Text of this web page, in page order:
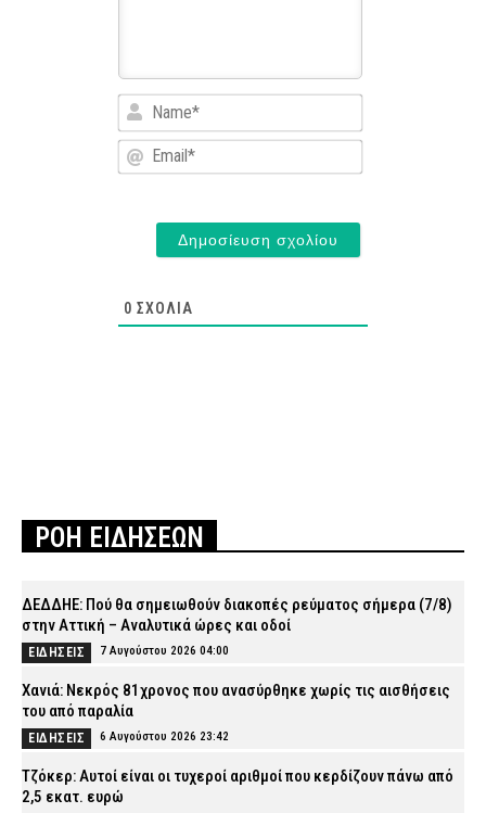
Name*
Email*
0 ΣΧΌΛΙΑ
ΡΟΗ ΕΙΔΗΣΕΩΝ
ΔΕΔΔΗΕ: Πού θα σημειωθούν διακοπές ρεύματος σήμερα (7/8)
στην Αττική – Αναλυτικά ώρες και οδοί
ΕΙΔΗΣΕΙΣ 7 Αυγούστου 2026 04:00
Χανιά: Νεκρός 81χρονος που ανασύρθηκε χωρίς τις αισθήσεις
του από παραλία
ΕΙΔΗΣΕΙΣ 6 Αυγούστου 2026 23:42
Τζόκερ: Αυτοί είναι οι τυχεροί αριθμοί που κερδίζουν πάνω από
2,5 εκατ. ευρώ